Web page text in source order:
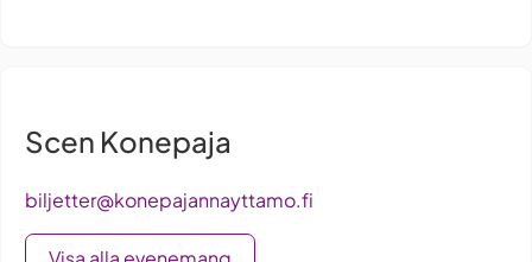
Scen Konepaja
biljetter@konepajannayttamo.fi